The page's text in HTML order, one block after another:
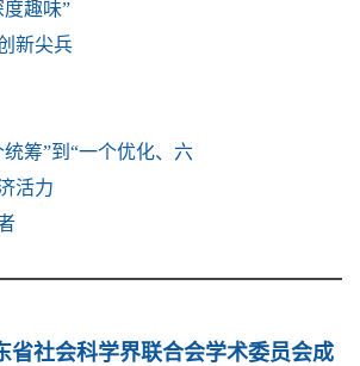
趣味”
新尖兵
筹”到“一个优化、六
活力
省社会科学界联合会学术委员会成